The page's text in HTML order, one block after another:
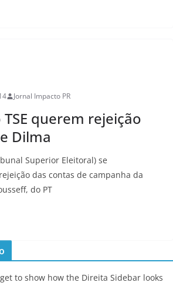
Jornal Impacto PR
querem rejeição
Dilma
Superior Eleitoral) se
das contas de campanha da
do PT
to show how the Direita Sidebar looks